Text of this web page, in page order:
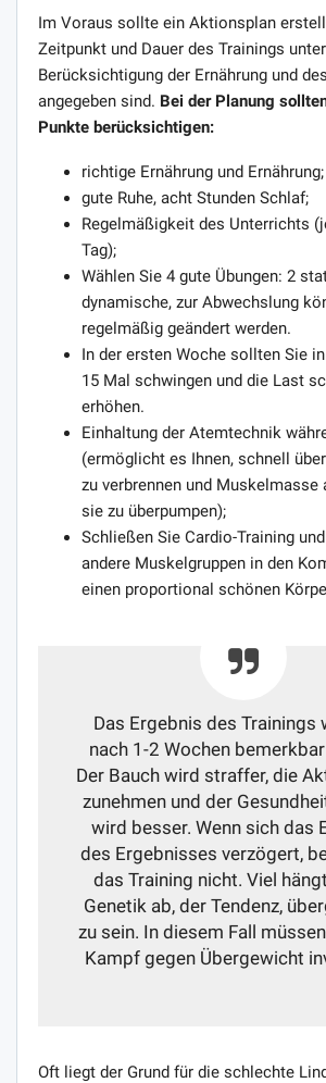
Im Voraus sollte ein Aktionsplan
Zeitpunkt und Dauer des Trainings
Berücksichtigung der Ernährung und
angegeben sind. Bei der Planung
Punkte berücksichtigen:
richtige Ernährung und Ernährung;
gute Ruhe, acht Stunden Schlaf;
Regelmäßigkeit des Unterrichts
Tag);
Wählen Sie 4 gute Übungen: 2
dynamische, zur Abwechslung
regelmäßig geändert werden.
In der ersten Woche sollten Sie
15 Mal schwingen und die Last
erhöhen.
Einhaltung der Atemtechnik
(ermöglicht es Ihnen, schnell
zu verbrennen und Muskelmasse
sie zu überpumpen);
Schließen Sie Cardio-Training
andere Muskelgruppen in den
einen proportional schönen
Das Ergebnis des Trainings
nach 1-2 Wochen
Der Bauch wird straffer, die
zunehmen und der
wird besser. Wenn sich das
des Ergebnisses verzögert,
das Training nicht. Viel
Genetik ab, der Tendenz,
zu sein. In diesem Fall
Kampf gegen Übergewicht
Oft liegt der Grund für die schlechte